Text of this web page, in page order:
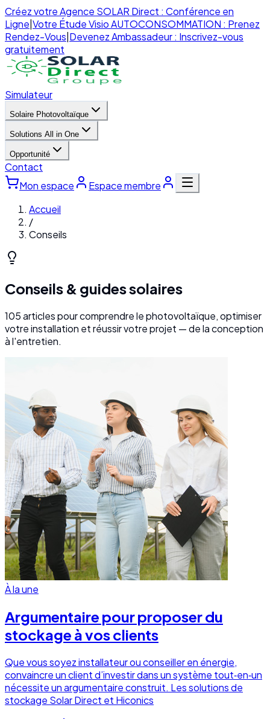
Créez votre Agence SOLAR Direct : Conférence en
Ligne Votre Étude Visio AUTOCONSOMMATION : Prenez
Rendez-Vous Devenez Ambassadeur : Inscrivez-vous
gratuitement
Simulateur
Solaire Photovoltaïque
Solutions All in One
Opportunité
Contact
Mon espace
Espace membre
Accueil
/
Conseils
Conseils & guides solaires
105articles pour comprendre le photovoltaïque, optimiser
votre installation et réussir votre projet — de la conception
à l'entretien.
À la une
Argumentaire pour proposer du
stockage à vos clients
Que vous soyez installateur ou conseiller en énergie,
convaincre un client d’investir dans un système tout‑en‑un
nécessite un argumentaire construit. Les solutions de
stockage Solar Direct et Hiconics